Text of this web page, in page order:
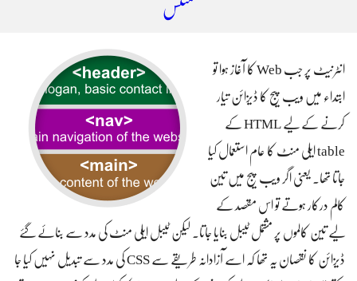
منٹس
انٹرنیٹ پر جب Web کا آغاز ہوا تو
ابتداء میں ویب پیج کا ڈیزائن تیار
کرنے کے لیے HTML کے
table ایلی منٹ کا عام استعمال کیا
جاتا تھا۔ یعنی اگر ویب پیج میں تین
کالم درکار ہوتے تو اس مقصد کے
لیے تین کالموں پر مشتمل ٹیبل بنایا جاتا۔ لیکن ٹیبل ایلی منٹ کی مدد سے بنائے گئے
ڈیزائن کا نقصان یہ تھا کہ اسے آزادانہ طریقے سے CSS کی مدد سے تبدیل نہیں کیا جا